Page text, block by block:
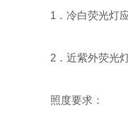
1．冷白荧光灯
2．近紫外荧光
照度要求：